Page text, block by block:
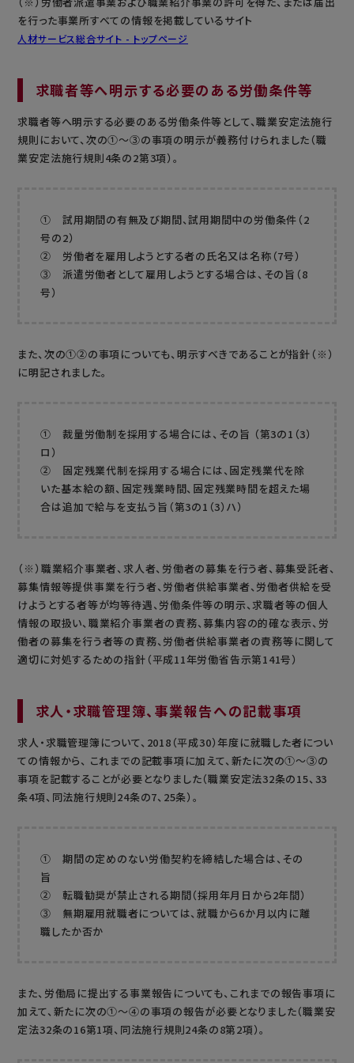
を行った事業所すべての情報を掲載しているサイト
人材サービス総合サイト - トップページ
求職者等へ明示する必要のある労働条件等
求職者等へ明示する必要のある労働条件等として、職業安定法施行
規則において、次の①～③の事項の明示が義務付けられました（職
業安定法施行規則4条の2第3項）。
① 試用期間の有無及び期間、試用期間中の労働条件（2
号の2）
② 労働者を雇用しようとする者の氏名又は名称（7号）
③ 派遣労働者として雇用しようとする場合は、その旨（8
号）
また、次の①②の事項についても、明示すべきであることが指針（※）
に明記されました。
① 裁量労働制を採用する場合には、その旨 （第3の1（3）
ロ）
② 固定残業代制を採用する場合には、固定残業代を除
いた基本給の額、固定残業時間、固定残業時間を超えた場
合は追加で給与を支払う旨（第3の1（3）ハ）
（※）職業紹介事業者、求人者、労働者の募集を行う者、募集受託者、
募集情報等提供事業を行う者、労働者供給事業者、労働者供給を受
けようとする者等が均等待遇、労働条件等の明示、求職者等の個人
情報の取扱い、職業紹介事業者の責務、募集内容の的確な表示、労
働者の募集を行う者等の責務、労働者供給事業者の責務等に関して
適切に対処するための指針（平成11年労働省告示第141号）
求人・求職管理簿、事業報告への記載事項
求人・求職管理簿について、2018（平成30）年度に就職した者につい
ての情報から、 これまでの記載事項に加えて、新たに次の①～③の
事項を記載することが必要となりました（職業安定法32条の15、33
条4項、同法施行規則24条の7、25条）。
① 期間の定めのない労働契約を締結した場合は、その
旨
② 転職勧奨が禁止される期間（採用年月日から2年間）
③ 無期雇用就職者については、就職から6か月以内に離
職したか否か
また、労働局に提出する事業報告についても、これまでの報告事項に
加えて、新たに次の①～④の事項の報告が必要となりました（職業安
定法32条の16第1項、同法施行規則24条の8第2項）。